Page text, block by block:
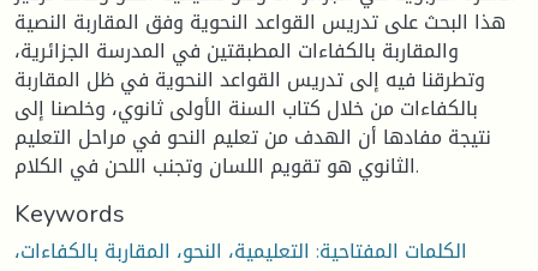
هذا البحث على تدريس القواعد النحوية وفق المقاربة النصية
والمقاربة بالكفاءات المطبقتين في المدرسة الجزائرية،
وتطرقنا فيه إلى تدريس القواعد النحوية في ظل المقاربة
بالكفاءات من خلال كتاب السنة الأولى ثانوي، وخلصنا إلى
نتيجة مفادها أن الهدف من تعليم النحو في مراحل التعليم
الثانوي هو تقويم اللسان وتجنب اللحن في الكلام.
Keywords
الكلمات المفتاحية: التعليمية، النحو، المقاربة بالكفاءات،